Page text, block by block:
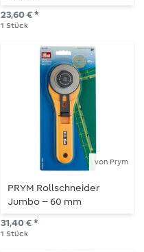
23,60 € *
1 Stück
von Prym
PRYM Rollschneider
Jumbo – 60 mm
31,40 € *
1 Stück